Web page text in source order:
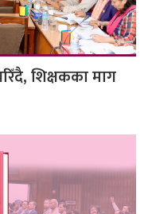
शिक्षकका माग